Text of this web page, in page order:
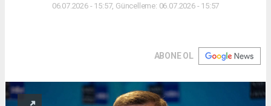
06.07.2026 - 15:57, Güncelleme: 06.07.2026 - 15:57
ABONE OL